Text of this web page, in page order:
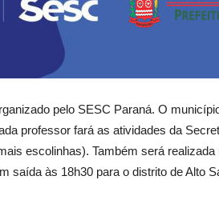
pelo SESC Paraná. O
professor fará as atividades da
escolinhas). Também será realizada
saída às 18h30 para o distrito de Alto